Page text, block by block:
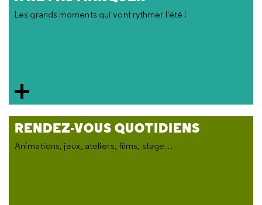
Les grands moments qui vont rythmer l'été !
RENDEZ-VOUS QUOTIDIENS
Animations, jeux, ateliers, films, stage…